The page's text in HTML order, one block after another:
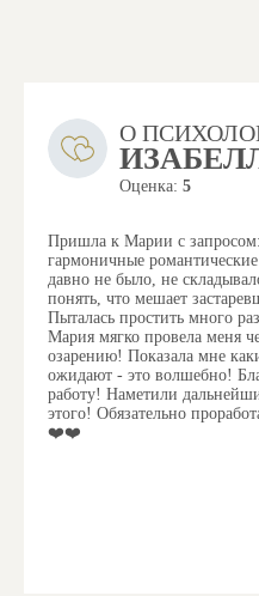
О
Оценка: 5
Пришла к Марии с запросом:
гармоничные
давно не было, не
понять, что мешает
Пыталась простить много
Мария мягко провела меня
озарению! Показала мне
ожидают - это волшебно!
работу! Наметили
этого! Обязательно
❤️❤️